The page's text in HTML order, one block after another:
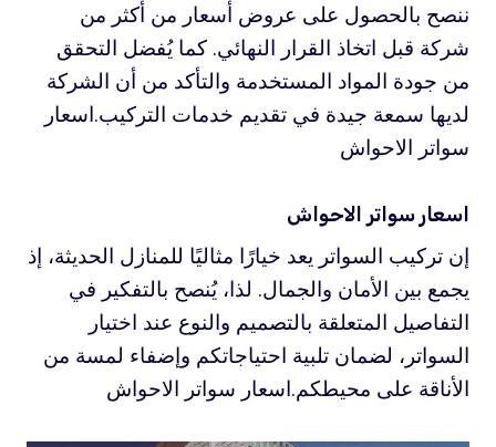
ننصح بالحصول على عروض أسعار من أكثر من
شركة قبل اتخاذ القرار النهائي. كما يُفضل التحقق
من جودة المواد المستخدمة والتأكد من أن الشركة
لديها سمعة جيدة في تقديم خدمات التركيب.اسعار
سواتر الاحواش
اسعار سواتر الاحواش
إن تركيب السواتر يعد خيارًا مثاليًا للمنازل الحديثة، إذ
يجمع بين الأمان والجمال. لذا، يُنصح بالتفكير في
التفاصيل المتعلقة بالتصميم والنوع عند اختيار
السواتر، لضمان تلبية احتياجاتكم وإضفاء لمسة من
الأناقة على محيطكم.اسعار سواتر الاحواش